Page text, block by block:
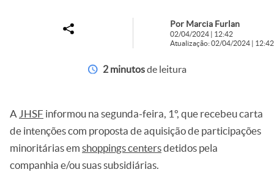
Por Marcia Furlan
02/04/2024 | 12:42
Atualização: 02/04/2024 | 12:42
2 minutosde leitura
A JHSF informou na segunda-feira, 1º, que recebeu carta
de intenções com proposta de aquisição de participações
minoritárias em shoppings centersdetidos pela
companhia e/ou suas subsidiárias.